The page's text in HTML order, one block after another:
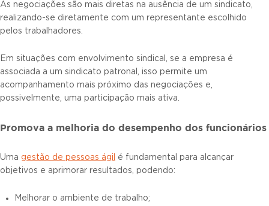
As negociações são mais diretas na ausência de um sindicato,
realizando-se diretamente com um representante escolhido
pelos trabalhadores.
Em situações com envolvimento sindical, se a empresa é
associada a um sindicato patronal, isso permite um
acompanhamento mais próximo das negociações e,
possivelmente, uma participação mais ativa.
Promova a melhoria do desempenho dos funcionários
Uma gestão de pessoas ágil
é fundamental para alcançar
objetivos e aprimorar resultados, podendo:
Melhorar o ambiente de trabalho;